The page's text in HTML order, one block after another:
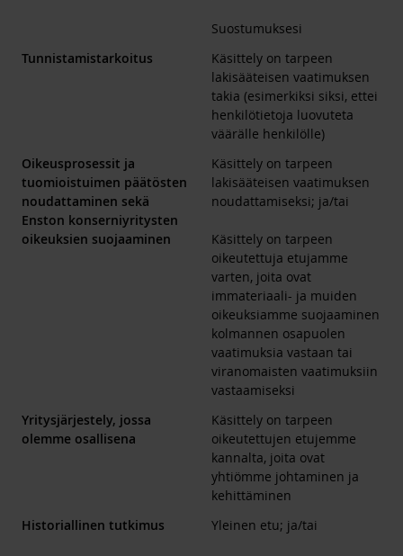
Suostumuksesi
Tunnistamistarkoitus
Käsittely on tarpeen
lakisääteisen vaatimuksen
takia (esimerkiksi siksi, ettei
henkilötietoja luovuteta
väärälle henkilölle)
Oikeusprosessit ja
tuomioistuimen päätösten
noudattaminen sekä
Enston konserniyritysten
oikeuksien suojaaminen
Käsittely on tarpeen
lakisääteisen vaatimuksen
noudattamiseksi; ja/tai
Käsittely on tarpeen
oikeutettuja etujamme
varten, joita ovat
immateriaali- ja muiden
oikeuksiamme suojaaminen
kolmannen osapuolen
vaatimuksia vastaan tai
viranomaisten vaatimuksiin
vastaamiseksi
Yritysjärjestely, jossa
olemme osallisena
Käsittely on tarpeen
oikeutettujen etujemme
kannalta, joita ovat
yhtiömme johtaminen ja
kehittäminen
Historiallinen tutkimus
Yleinen etu; ja/tai